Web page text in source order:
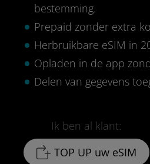
bestemming.
Prepaid zonder extra
Herbruikbare eSIM in
Opladen in de app
Delen van gegevens
Ik ben al klant:
TOP UP uw eSIM